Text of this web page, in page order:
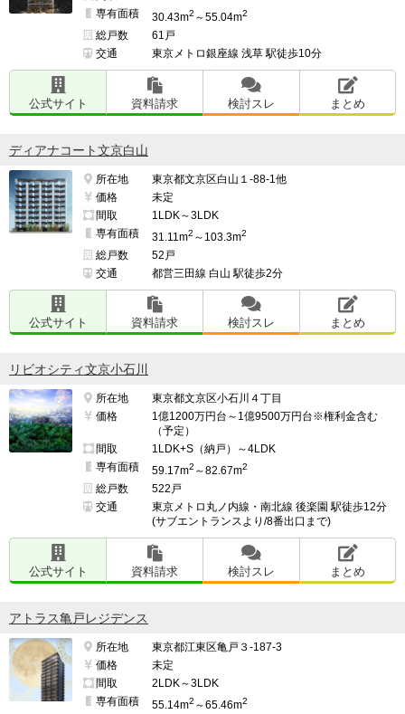
専有面積
30.43m2 ～55.04m2
総戸数
61戸
交通
東京メトロ銀座線 浅草 駅徒歩10分
公式サイト 資料請求 検討スレ まとめ
ディアナコート文京白山
所在地
東京都文京区白山１-88-1他
価格
未定
間取
1LDK～3LDK
専有面積
31.11m2 ～103.3m2
総戸数
52戸
交通
都営三田線 白山 駅徒歩2分
公式サイト 資料請求 検討スレ まとめ
リビオシティ文京小石川
所在地
東京都文京区小石川４丁目
価格
1億1200万円台～1億9500万円台※権利金含む
（予定）
間取
1LDK+S（納戸）～4LDK
専有面積
59.17m2 ～82.67m2
総戸数
522戸
交通
東京メトロ丸ノ内線・南北線 後楽園 駅徒歩12分
(サブエントランスより/8番出口まで)
公式サイト 資料請求 検討スレ まとめ
アトラス亀戸レジデンス
所在地
東京都江東区亀戸３-187-3
価格
未定
間取
2LDK～3LDK
専有面積
55.14m2 ～65.46m2